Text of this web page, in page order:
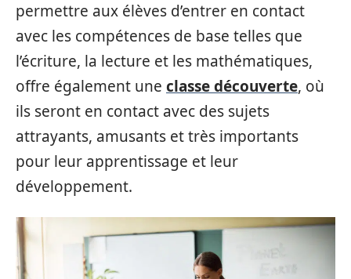
permettre aux élèves d’entrer en contact
avec les compétences de base telles que
l’écriture, la lecture et les mathématiques,
offre également une classe découverte, où
ils seront en contact avec des sujets
attrayants, amusants et très importants
pour leur apprentissage et leur
développement.